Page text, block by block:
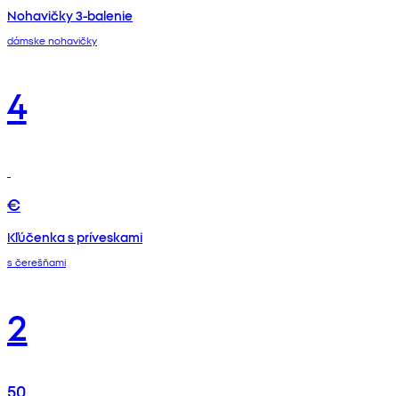
Nohavičky 3-balenie
dámske nohavičky
4
€
Kľúčenka s príveskami
s čerešňami
2
50